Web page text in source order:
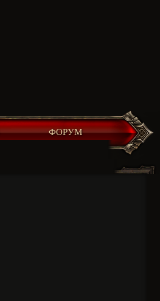
ФОРУМ